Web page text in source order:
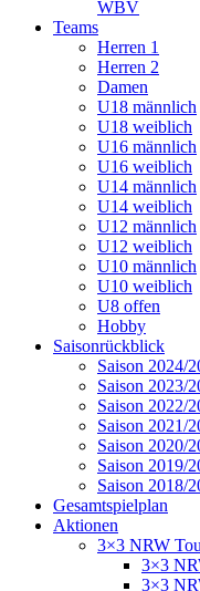
WBV
Teams
Herren 1
Herren 2
Damen
U18 männlich
U18 weiblich
U16 männlich
U16 weiblich
U14 männlich
U14 weiblich
U12 männlich
U12 weiblich
U10 männlich
U10 weiblich
U8 offen
Hobby
Saisonrückblick
Saison 2024/
Saison 2023/
Saison 2022/
Saison 2021/
Saison 2020/
Saison 2019/
Saison 2018/
Gesamtspielplan
Aktionen
3×3 NRW
3×3
3×3